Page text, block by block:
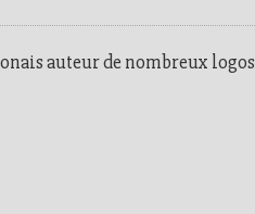
auteur de nombreux